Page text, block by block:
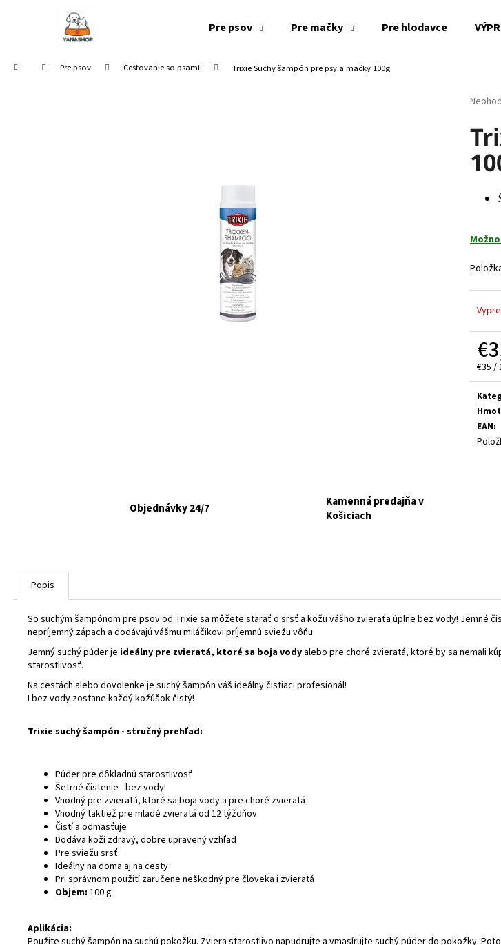
Pre psov Pre mačky Pre hlodavce
Domov Pre psov Cestovanie so psami Trixie Suchy šampón pre psy a mačky 100g
produktu
0,0
cena:
€35 /
EAN:
Objednávky 24/7
Kamenná predajňa v
Košiciach
Popis
So suchým šampónom pre psov od Trixie sa môžete starať o srsť a kožu vášho zvieraťa úplne bez vody! Jemné
nepríjemný zápach a dodávajú vášmu miláčikovi príjemnú sviežu vôňu.
Jemný suchý púder je ideálny pre zvieratá, ktoré sa boja vody alebo pre choré zvieratá, ktoré by sa nemali
starostlivosť.
Na cestách alebo dovolenke je suchý šampón váš ideálny čistiaci profesionál!
I bez vody zostane každý kožúšok čistý!
Trixie suchý šampón - stručný prehľad:
Púder pre dôkladnú starostlivosť
Šetrné čistenie - bez vody!
Vhodný pre zvieratá, ktoré sa boja vody a pre choré zvieratá
Vhodný taktiež pre mladé zvieratá od 12 týždňov
Čistí a odmasťuje
Dodáva koži zdravý, dobre upravený vzhľad
Pre sviežu srsť
Ideálny na doma aj na cesty
Pri správnom použití zaručene neškodný pre človeka i zvieratá
Objem: 100 g
Aplikácia:
Použite suchý šampón na suchú pokožku. Zviera starostlivo napudrujte a vmasírujte suchý púder do pokožky.
Späť
Späť
Čo potrebujete nájsť?
HĽADAŤ